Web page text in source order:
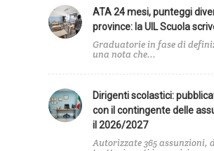
ATA 24 mesi, punteggi
province: la UIL Scuola
Graduatorie in fase di
una nota che...
Dirigenti scolastici:
con il contingente delle
il 2026/2027
Autorizzate 365 assunzioni,